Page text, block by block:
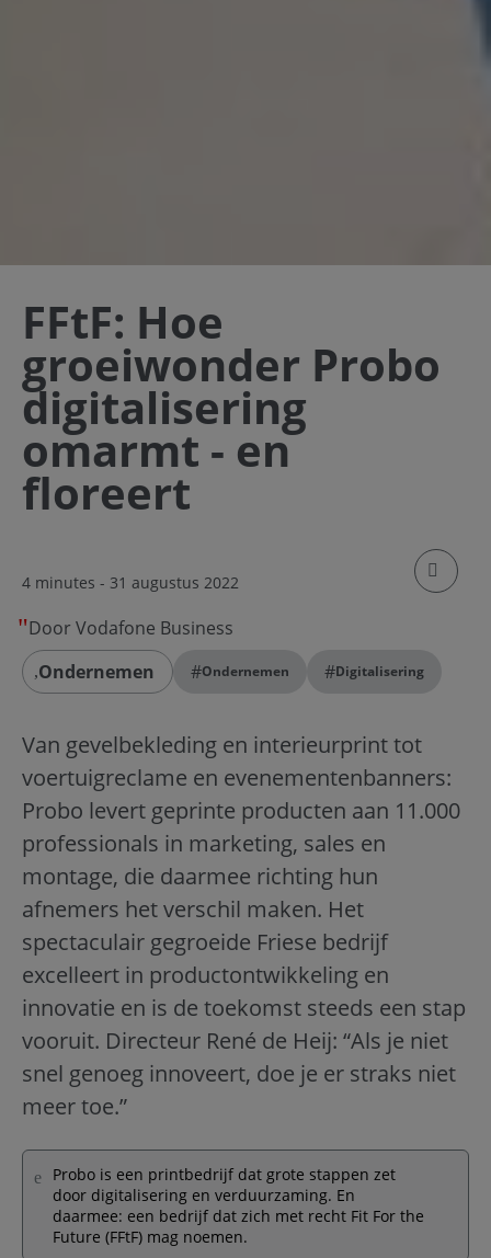
FFtF: Hoe
groeiwonder Probo
digitalisering
omarmt - en
floreert
4 minutes - 31 augustus 2022
klik om
Door Vodafone Business
Ondernemen
#Ondernemen #Digitalisering
Van gevelbekleding en interieurprint tot
voertuigreclame en evenementenbanners:
Probo levert geprinte producten aan 11.000
professionals in marketing, sales en
montage, die daarmee richting hun
afnemers het verschil maken. Het
spectaculair gegroeide Friese bedrijf
excelleert in productontwikkeling en
innovatie en is de toekomst steeds een stap
vooruit. Directeur René de Heij: “Als je niet
snel genoeg innoveert, doe je er straks niet
meer toe.”
Probo is een printbedrijf dat grote stappen zet
door digitalisering en verduurzaming. En
daarmee: een bedrijf dat zich met recht Fit For the
Future (FFtF) mag noemen.